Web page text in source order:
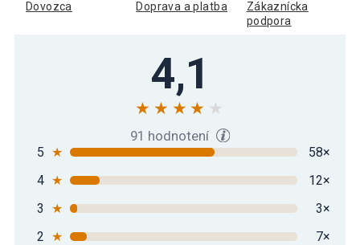
Gorilla Sports kettlebell činka, plast,
čierna, 5 kg
Gorilla Sports Kettlebell činka, plast,
Dovozca Doprava a platba
Zákaznícka
podpora
4,1
91 hodnotení
5 ★
58×
4 ★
12×
3
★
3×
2 ★
7×